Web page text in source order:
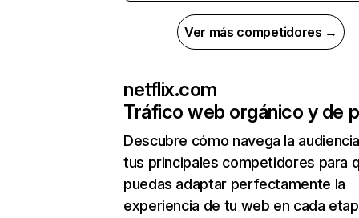
Ver más competidores →
netflix.com
Tráfico web orgánico y de
Descubre cómo navega la
tus principales competidores para
puedas adaptar perfectamente la
experiencia de tu web en cada